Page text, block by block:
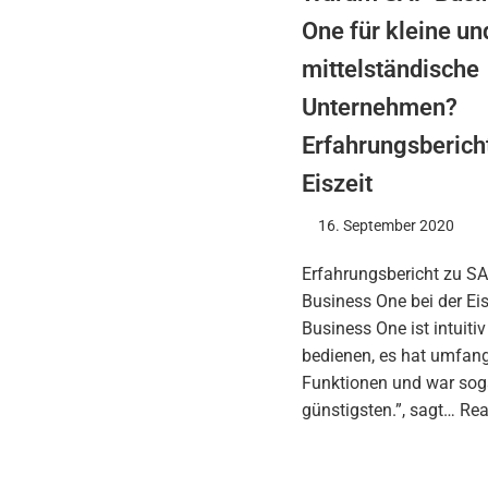
One für kleine
mittelständische
Unternehmen?
Eiszeit
16. September 2020
Erfahrungsbericht zu
Business One bei der
Business One ist
bedienen, es hat
Funktionen und war
günstigsten.”, sagt…